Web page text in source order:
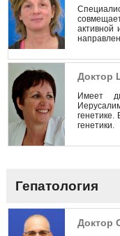
активной
Доктор
Имеет
Гепатология
Доктор